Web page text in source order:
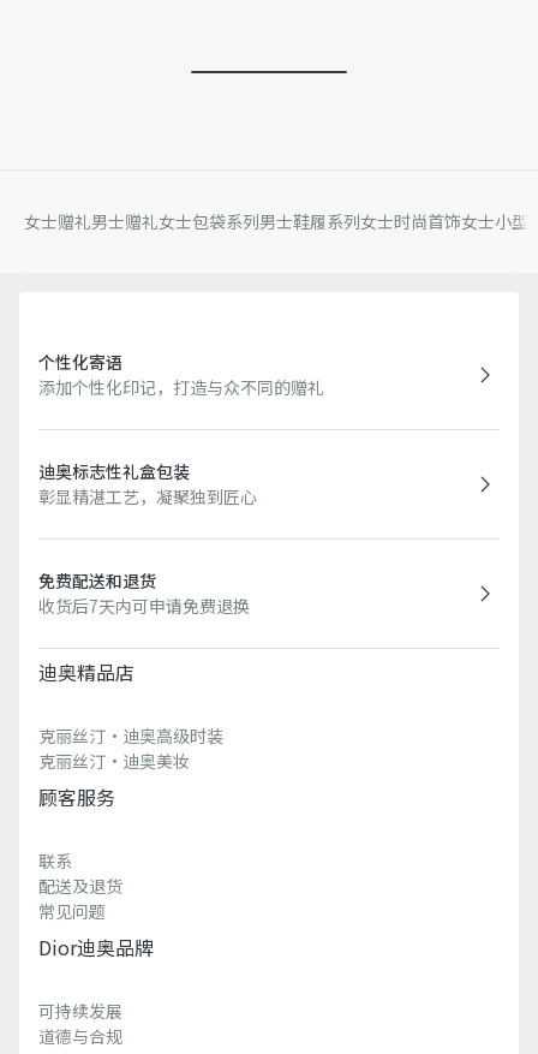
女士赠礼男士赠礼女士包袋系列男士鞋履系列女士时尚首饰女士小型
个性化寄语
添加个性化印记，打造与众不同的赠礼
迪奥标志性礼盒包装
彰显精湛工艺，凝聚独到匠心
免费配送和退货
收货后7天内可申请免费退换
迪奥精品店
克丽丝汀·迪奥高级时装
克丽丝汀·迪奥美妆
顾客服务
联系
配送及退货
常见问题
Dior迪奥品牌
可持续发展
道德与合规